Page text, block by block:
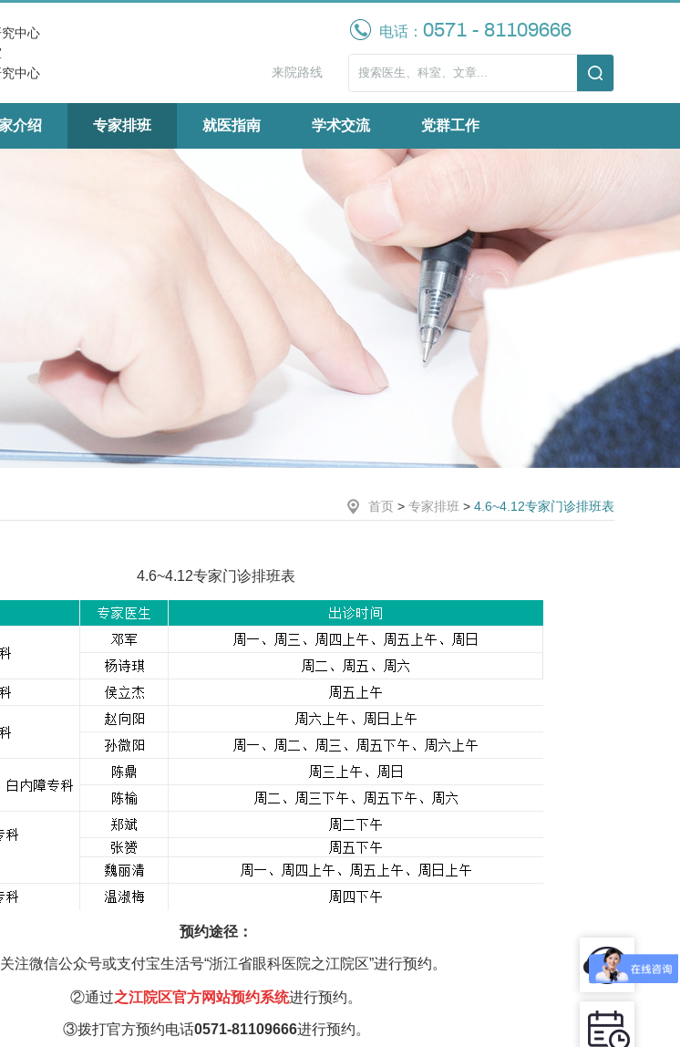
中心
中心
电话： 0571 - 81109666
来院路线
介绍 专家排班 就医指南 学术交流 党群工作
首页 > 专家排班 > 4.6~4.12专家门诊排班表
4.6~4.12专家门诊排班表
预约途径：
注微信公众号或支付宝生活号“浙江省眼科医院之江院区”进行预约。
②通过之江院区官方网站预约系统进行预约。
③拨打官方预约电话0571-81109666进行预约。